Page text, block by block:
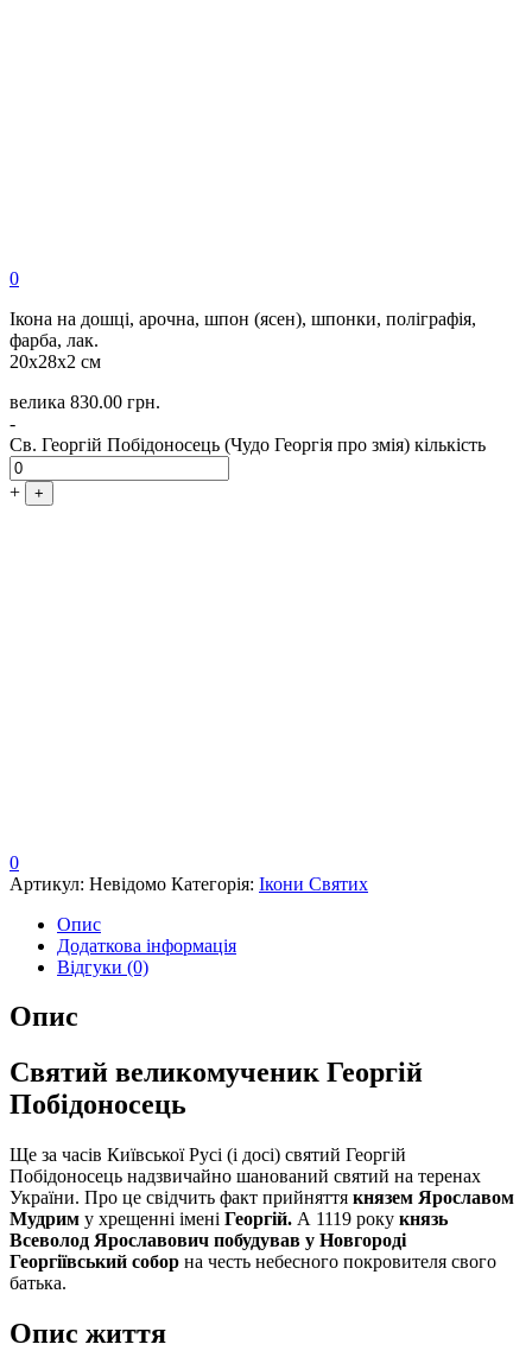
0
Ікона на дошці, арочна, шпон (ясен), шпонки, поліграфія,
фарба, лак.
20х28х2 см
велика 830.00 грн.
-
Св. Георгій Побідоносець (Чудо Георгія про змія) кількість
+ +
0
Артикул: Невідомо Категорія: Ікони Святих
Опис
Додаткова інформація
Відгуки (0)
Опис
Святий великомученик Георгій
Побідоносець
Ще за часів Київської Русі (і досі) святий Георгій
Побідоносець надзвичайно шанований святий на теренах
України. Про це свідчить факт прийняття князем Ярославом
Мудрим у хрещенні імені Георгій. А 1119 року князь
Всеволод Ярославович побудував у Новгороді
Георгіївський собор на честь небесного покровителя свого
батька.
Опис життя